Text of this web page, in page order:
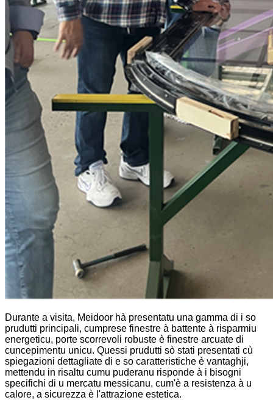
Durante a visita, Meidoor hà presentatu una gamma di i so
prudutti principali, cumprese finestre à battente à risparmiu
energeticu, porte scorrevoli robuste è finestre arcuate di
cuncepimentu unicu. Quessi prudutti sò stati presentati cù
spiegazioni dettagliate di e so caratteristiche è vantaghji,
mettendu in risaltu cumu puderanu risponde à i bisogni
specifichi di u mercatu messicanu, cum'è a resistenza à u
calore, a sicurezza è l'attrazione estetica.